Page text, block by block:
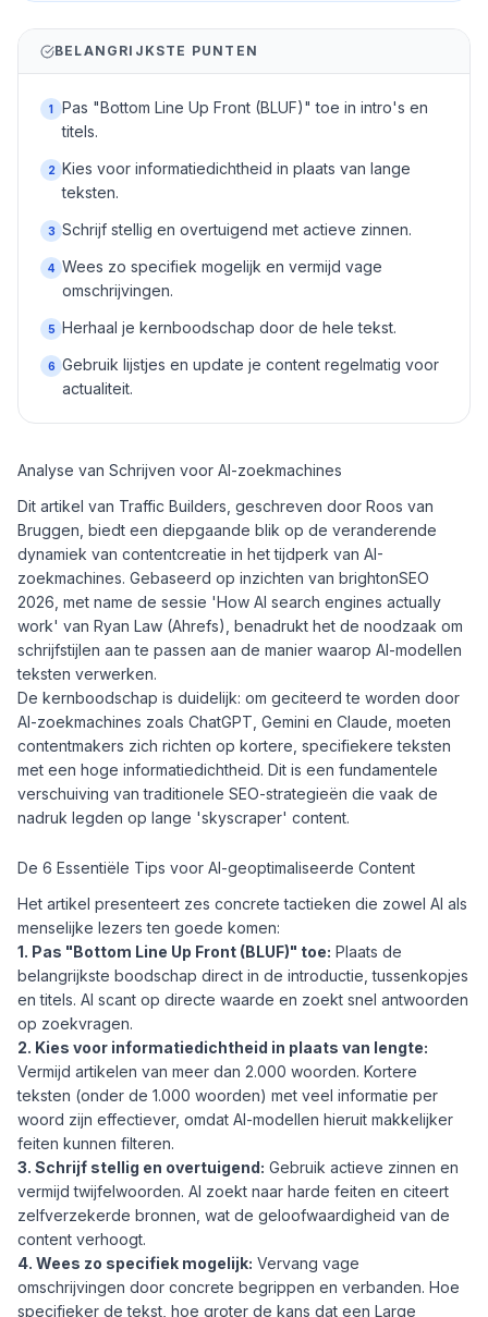
BELANGRIJKSTE PUNTEN
1
Pas "Bottom Line Up Front (BLUF)" toe in intro's en
titels.
2 Kies voor informatiedichtheid in plaats van lange
teksten.
3 Schrijf stellig en overtuigend met actieve zinnen.
4 Wees zo specifiek mogelijk en vermijd vage
omschrijvingen.
5 Herhaal je kernboodschap door de hele tekst.
6 Gebruik lijstjes en update je content regelmatig voor
actualiteit.
Analyse van Schrijven voor AI-zoekmachines
Dit artikel van Traffic Builders, geschreven door Roos van
Bruggen, biedt een diepgaande blik op de veranderende
dynamiek van contentcreatie in het tijdperk van AI-
zoekmachines. Gebaseerd op inzichten van brightonSEO
2026, met name de sessie 'How AI search engines actually
work' van Ryan Law (Ahrefs), benadrukt het de noodzaak om
schrijfstijlen aan te passen aan de manier waarop AI-modellen
teksten verwerken.
De kernboodschap is duidelijk: om geciteerd te worden door
AI-zoekmachines zoals ChatGPT, Gemini en Claude, moeten
contentmakers zich richten op kortere, specifiekere teksten
met een hoge informatiedichtheid. Dit is een fundamentele
verschuiving van traditionele SEO-strategieën die vaak de
nadruk legden op lange 'skyscraper' content.
De 6 Essentiële Tips voor AI-geoptimaliseerde Content
Het artikel presenteert zes concrete tactieken die zowel AI als
menselijke lezers ten goede komen:
1. Pas "Bottom Line Up Front (BLUF)" toe: Plaats de
belangrijkste boodschap direct in de introductie, tussenkopjes
en titels. AI scant op directe waarde en zoekt snel antwoorden
op zoekvragen.
2. Kies voor informatiedichtheid in plaats van lengte:
Vermijd artikelen van meer dan 2.000 woorden. Kortere
teksten (onder de 1.000 woorden) met veel informatie per
woord zijn effectiever, omdat AI-modellen hieruit makkelijker
feiten kunnen filteren.
3. Schrijf stellig en overtuigend: Gebruik actieve zinnen en
vermijd twijfelwoorden. AI zoekt naar harde feiten en citeert
zelfverzekerde bronnen, wat de geloofwaardigheid van de
content verhoogt.
4. Wees zo specifiek mogelijk: Vervang vage
omschrijvingen door concrete begrippen en verbanden. Hoe
specifieker de tekst, hoe groter de kans dat een Large